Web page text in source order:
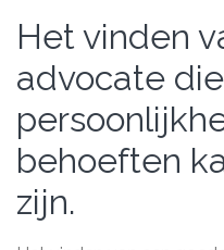
Het vinden
advocate
behoeften
zijn.